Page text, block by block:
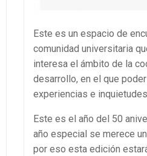
Este es un espacio de
comunidad universitaria
interesa el ámbito de la
desarrollo, en el que
experiencias e
Este es el año del 50
año especial se merece
por eso esta edición